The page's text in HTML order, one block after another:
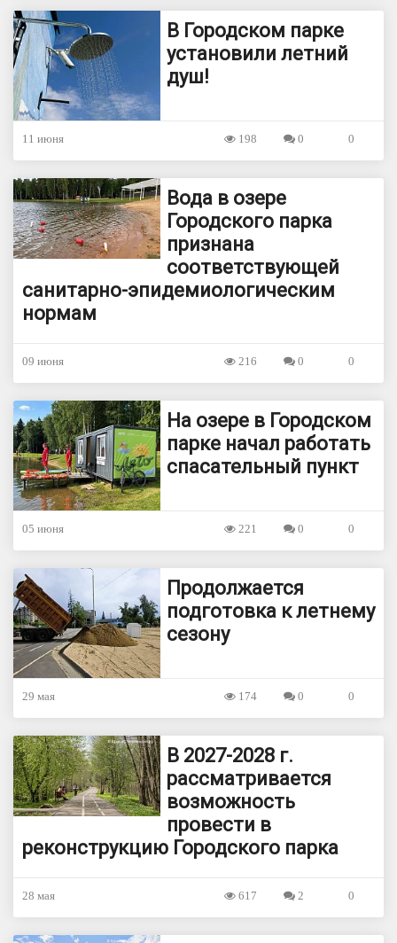
В Городском парке
установили летний
душ!
11 июня 0
0
198
Вода в озере
Городского парка
признана
соответствующей
санитарно-эпидемиологическим
нормам
09 июня 0
0
216
На озере в Городском
парке начал работать
спасательный пункт
05 июня 0
0
221
Продолжается
подготовка к летнему
сезону
29 мая 0
0
174
В 2027-2028 г.
рассматривается
возможность
провести в
реконструкцию Городского парка
28 мая 0
2
617